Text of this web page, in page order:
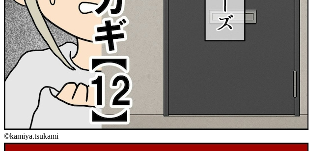
©kamiya.tsukami